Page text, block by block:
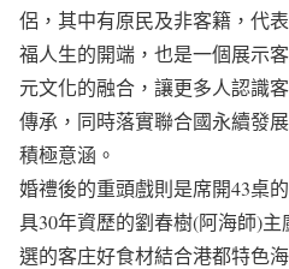
侶，其中有原民及非客籍，代
福人生的開端，也是一個展示
元文化的融合，讓更多人認識
傳承，同時落實聯合國永續發
積極意涵。
婚禮後的重頭戲則是席開43桌
具30年資歷的劉春樹(阿海師)
選的客庄好食材結合港都特色